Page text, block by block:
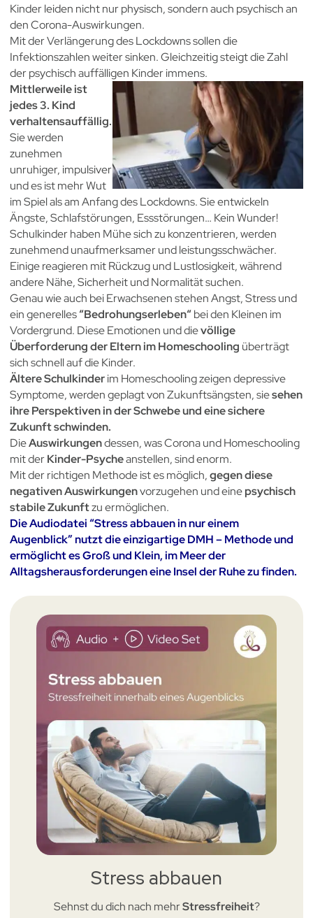
Kinder leiden nicht nur physisch, sondern auch psychisch an
den Corona-Auswirkungen.
Mit der Verlängerung des Lockdowns sollen die
Infektionszahlen weiter sinken. Gleichzeitig steigt die Zahl
der psychisch auffälligen Kinder immens.
Mittlerweile ist
jedes 3. Kind
verhaltensauffällig.
Sie werden
zunehmen
unruhiger, impulsiver
und es ist mehr Wut
im Spiel als am Anfang des Lockdowns. Sie entwickeln
Ängste, Schlafstörungen, Essstörungen… Kein Wunder!
Schulkinder haben Mühe sich zu konzentrieren, werden
zunehmend unaufmerksamer und leistungsschwächer.
Einige reagieren mit Rückzug und Lustlosigkeit, während
andere Nähe, Sicherheit und Normalität suchen.
Genau wie auch bei Erwachsenen stehen Angst, Stress und
ein generelles“Bedrohungserleben“bei den Kleinen im
Vordergrund. Diese Emotionen und dievöllige
Überforderung der Eltern im Homeschooling überträgt
sich schnell auf die Kinder.
Ältere Schulkinderim Homeschooling zeigen depressive
Symptome, werden geplagt von Zukunftsängsten, siesehen
ihre Perspektiven in der Schwebe und eine sichere
Zukunft schwinden.
DieAuswirkungendessen, was Corona und Homeschooling
mit derKinder-Psycheanstellen, sind enorm.
Mit der richtigen Methode ist es möglich,gegen diese
negativen Auswirkungenvorzugehen und einepsychisch
stabile Zukunftzu ermöglichen.
Die Audiodatei “Stress abbauen in nur einem
Augenblick” nutzt die einzigartige DMH – Methode und
ermöglicht es Groß und Klein, im Meer der
Alltagsherausforderungen eine Insel der Ruhe zu finden.
Stress abbauen
Sehnst du dich nach mehrStressfreiheit?